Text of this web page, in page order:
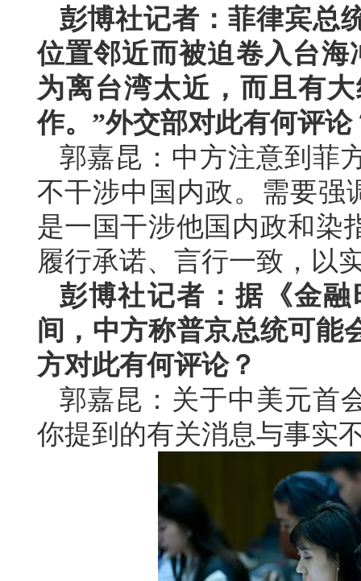
彭博社记者：菲律宾总
位置邻近而被迫卷入台
为离台湾太近，而且有
作。”外交部对此有何评论
郭嘉昆：中方注意到菲
不干涉中国内政。需要强
是一国干涉他国内政和染
履行承诺、言行一致，以
彭博社记者：据《金
间，中方称普京总统可能
方对此有何评论？
郭嘉昆：关于中美元首
你提到的有关消息与事实